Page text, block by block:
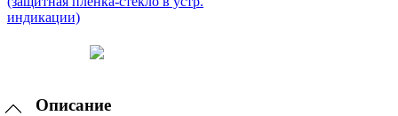
Описание